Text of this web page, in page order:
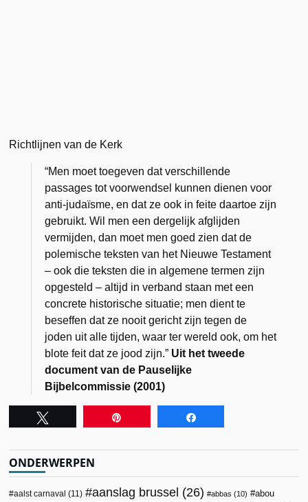
Richtlijnen van de Kerk
“Men moet toegeven dat verschillende
passages tot voorwendsel kunnen dienen voor
anti-judaïsme, en dat ze ook in feite daartoe zijn
gebruikt. Wil men een dergelijk afglijden
vermijden, dan moet men goed zien dat de
polemische teksten van het Nieuwe Testament
– ook die teksten die in algemene termen zijn
opgesteld – altijd in verband staan met een
concrete historische situatie; men dient te
beseffen dat ze nooit gericht zijn tegen de
joden uit alle tijden, waar ter wereld ook, om het
blote feit dat ze jood zijn.” Uit het tweede
document van de Pauselijke
Bijbelcommissie (2001)
ONDERWERPEN
aalst carnaval (11) aanslag brussel (26) abbas (10)
abou